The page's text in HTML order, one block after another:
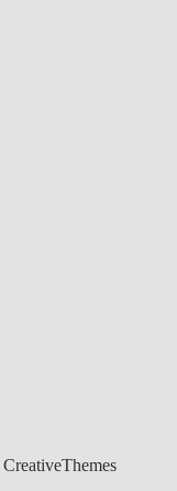
CreativeThemes